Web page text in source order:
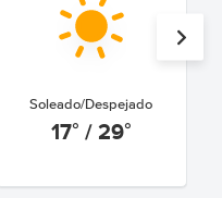
Soleado/Despejado
17° / 29°